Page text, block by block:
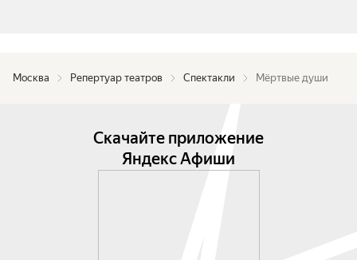
Москва Репертуар театров Спектакли Мёртвые души
Скачайте приложение
Яндекс Афиши